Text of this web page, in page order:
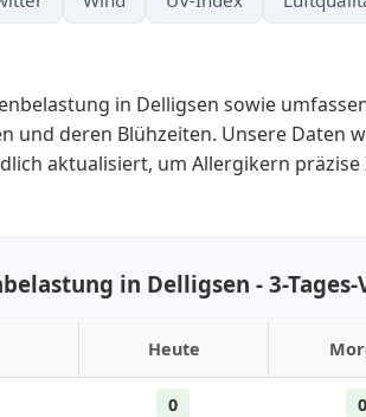
in Delligsen sowie
und deren Blühzeiten. Unsere Daten
aktualisiert, um Allergikern
in Delligsen - 3-Tages-
Heute
0 0